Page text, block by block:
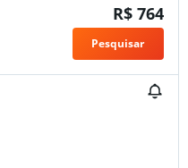
R$ 764
Pesquisar